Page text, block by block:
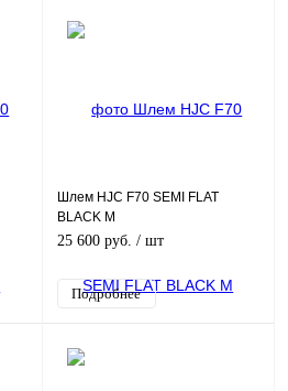
Шлем HJC F70 SEMI FLAT
BLACK M
25 600 руб. / шт
Подробнее